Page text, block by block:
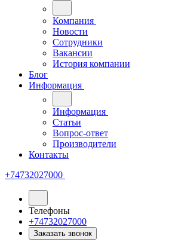
Компания
Новости
Сотрудники
Вакансии
История компании
Блог
Информация
Информация
Статьи
Вопрос-ответ
Производители
Контакты
+74732027000
Телефоны
+74732027000
Заказать звонок